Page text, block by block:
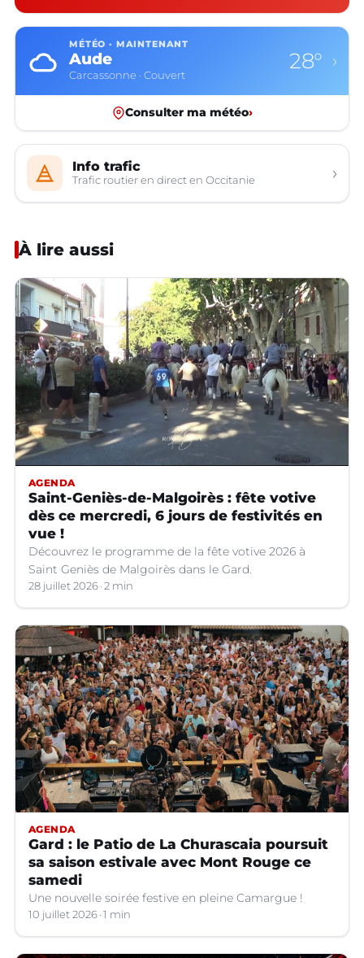
MÉTÉO · MAINTENANT
Aude
Carcassonne · Couvert
28° ›
Consulter ma météo›
Info trafic
Trafic routier en direct en Occitanie ›
À lire aussi
AGENDA
Saint-Geniès-de-Malgoirès : fête votive
dès ce mercredi, 6 jours de festivités en
vue !
Découvrez le programme de la fête votive 2026 à
Saint Geniès de Malgoirès dans le Gard.
28 juillet 2026 2 min
AGENDA
Gard : le Patio de La Churascaia poursuit
sa saison estivale avec Mont Rouge ce
samedi
Une nouvelle soirée festive en pleine Camargue !
10 juillet 2026 1 min